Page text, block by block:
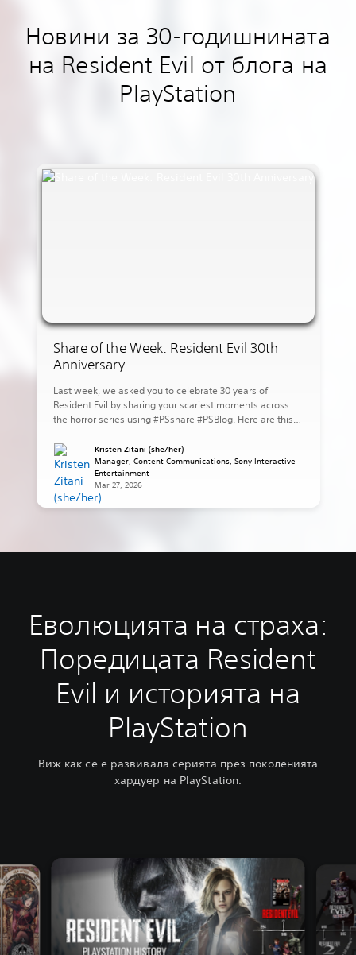
Новини за 30-годишнината
на Resident Evil от блога на
PlayStation
Share of the Week: Resident Evil 30th
Anniversary
Last week, we asked you to celebrate 30 years of
Resident Evil by sharing your scariest moments across
the horror series using #PSshare #PSBlog. Here are this
to strike against the village in Resident Evil 4. lovers_nero
shares the dog attack scene in Resident Evil. juniaxe
shares Jake […]
Kristen Zitani (she/her)
Manager, Content Communications, Sony Interactive
Entertainment
Mar 27, 2026
Еволюцията на страха:
Поредицата Resident
Evil и историята на
PlayStation
Виж как се е развивала серията през поколенията
хардуер на PlayStation.